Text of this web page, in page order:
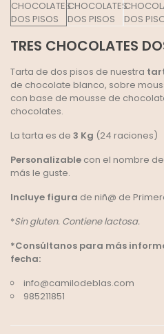
TRES CHOCOLATES
Tarta de dos pisos de nuestra
de chocolate blanco, sobre
con base de mousse de
chocolates.
La tarta es de 3 Kg (24 raciones)
Personalizable con el nombre
más le guste.
Incluye figura de niñ@ de
*Sin gluten. Contiene lactosa.
*Consúltanos para más
fecha:
info@camilodeblas.com
985211851